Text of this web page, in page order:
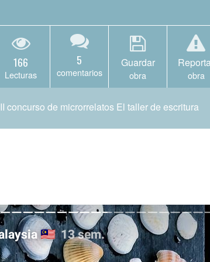
166
Lecturas
5
comentarios
Guardar
obra obra
II concurso de microrrelatos El taller de escritura